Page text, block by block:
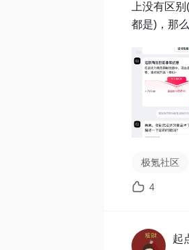
上没有区
都是)，那
极氪社区
4
起